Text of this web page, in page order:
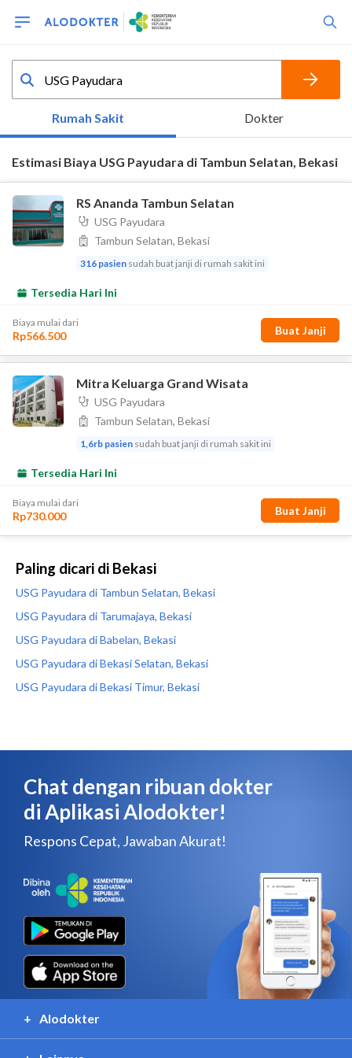
Paling dicari di Bekasi
USG Payudara di Tambun Selatan, Bekasi
USG Payudara di Tarumajaya, Bekasi
USG Payudara di Babelan, Bekasi
USG Payudara di Bekasi Selatan, Bekasi
USG Payudara di Bekasi Timur, Bekasi